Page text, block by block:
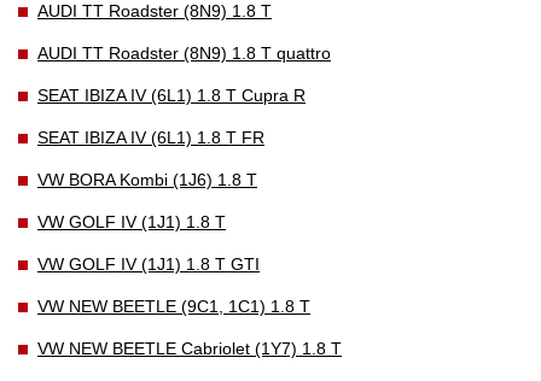
AUDI TT Roadster (8N9) 1.8 T
AUDI TT Roadster (8N9) 1.8 T quattro
SEAT IBIZA IV (6L1) 1.8 T Cupra R
SEAT IBIZA IV (6L1) 1.8 T FR
VW BORA Kombi (1J6) 1.8 T
VW GOLF IV (1J1) 1.8 T
VW GOLF IV (1J1) 1.8 T GTI
VW NEW BEETLE (9C1, 1C1) 1.8 T
VW NEW BEETLE Cabriolet (1Y7) 1.8 T